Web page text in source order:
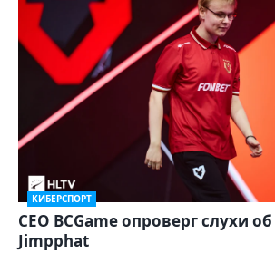
КИБЕРСПОРТ
CEO BCGame опроверг слухи
Jimpphat